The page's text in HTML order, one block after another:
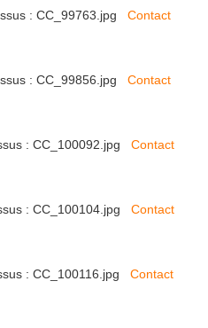
: CC_99763.jpg Contact
: CC_99856.jpg Contact
: CC_100092.jpg Contact
: CC_100104.jpg Contact
: CC_100116.jpg Contact